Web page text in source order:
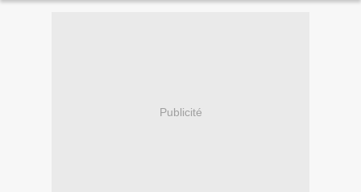
Publicité